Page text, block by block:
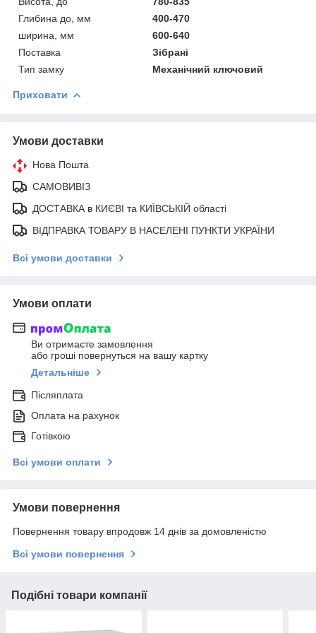
Глибина до, мм
400-470
ширина, мм
600-640
Поставка
Зібрані
Тип замку
Механічний ключовий
Приховати
Умови доставки
Нова Пошта
САМОВИВІЗ
ДОСТАВКА в КИЄВІ та КИЇВСЬКІЙ області
ВІДПРАВКА ТОВАРУ В НАСЕЛЕНІ ПУНКТИ УКРАЇНИ
Всі умови доставки
Умови оплати
Ви отримаєте замовлення
або гроші повернуться на вашу картку
Детальніше
Післяплата
Оплата на рахунок
Готівкою
Всі умови оплати
Умови повернення
Повернення товару впродовж 14 днів за домовленістю
Всі умови повернення
Подібні товари компанії